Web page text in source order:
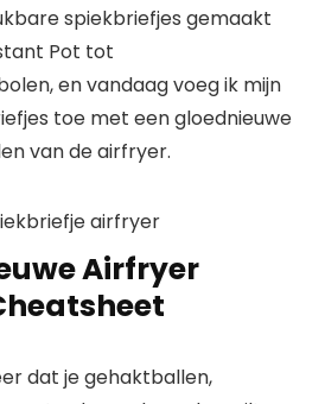
spiekbriefjes gemaakt
Pot tot
en vandaag voeg ik mijn
toe met een gloednieuwe
van de airfryer.
Airfryer
dat je gehaktballen,